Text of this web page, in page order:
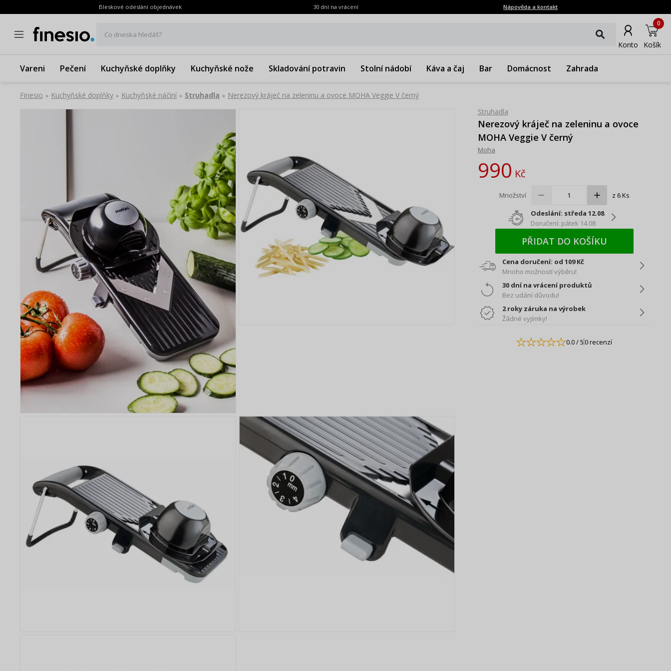
Bleskové odeslání objednávek 30 dní na vrácení Nápověda a kontakt
Co dneska hledáš?
Konto Košík
0
Vareni Pečení Kuchyňské doplňky Kuchyňské nože Skladování potravin Stolní nádobí Káva a čaj Bar Domácnost Zahrada
Finesio » Kuchyňské doplňky » Kuchyňské náčiní » Struhadla » Nerezový kráječ na zeleninu a ovoce MOHA Veggie V černý
Struhadla
Nerezový kráječ na zeleninu a ovoce
MOHA Veggie V černý
Moha
990Kč
Množství z 6 Ks
Odeslání: středa 12.08
Doručení: pátek 14.08
PŘIDAT DO KOŠÍKU
Cena doručení: od 109 Kč
Mnoho možností výběru!
30 dní na vrácení produktů
Bez udání důvodu!
2 roky záruka na výrobek
Žádné vyjímky!
0.0/ 50 recenzí